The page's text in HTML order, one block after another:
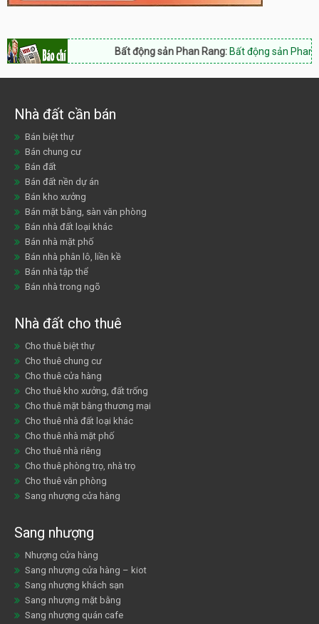
Bất động sản Phan Rang:Bất động sản Phan Rang
Nhà đất cần bán
Bán biệt thự
Bán chung cư
Bán đất
Bán đất nền dự án
Bán kho xưởng
Bán mặt bằng, sàn văn phòng
Bán nhà đất loại khác
Bán nhà mặt phố
Bán nhà phân lô, liền kề
Bán nhà tập thể
Bán nhà trong ngõ
Nhà đất cho thuê
Cho thuê biệt thự
Cho thuê chung cư
Cho thuê cửa hàng
Cho thuê kho xưởng, đất trống
Cho thuê mặt bằng thương mại
Cho thuê nhà đất loại khác
Cho thuê nhà mặt phố
Cho thuê nhà riêng
Cho thuê phòng trọ, nhà trọ
Cho thuê văn phòng
Sang nhượng cửa hàng
Sang nhượng
Nhượng cửa hàng
Sang nhượng cửa hàng – kiot
Sang nhượng khách sạn
Sang nhượng mặt bằng
Sang nhượng quán cafe